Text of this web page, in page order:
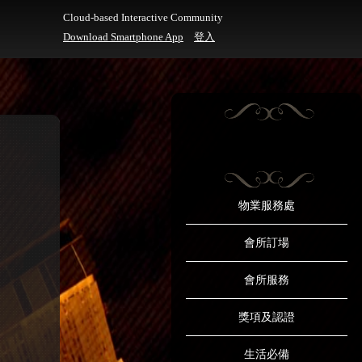
Cloud-based Interactive Community
Download Smartphone App
登入
物業服務處
會所訂場
會所服務
獎項及認證
生活必備